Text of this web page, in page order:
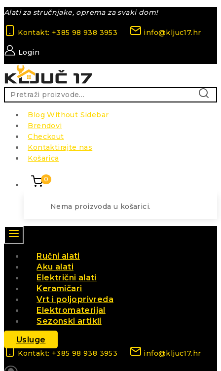
Skip
content
Alati za stručnjake, oprema za svaki dom!
Kontakt: +385 98 938 3953 info@kljuc17.hr
Login
Pretraži:
Blog Without Sidebar
Brendovi
Checkout
Kontaktirajte nas
Košarica
0
Nema proizvoda u košarici.
Ručni alati
Aku alati
Električni alati
Keramičari
Vrt i poljoprivreda
Elektromaterijal
Sezonski artikli
Usluge
Kontakt: +385 98 938 3953 info@kljuc17.hr